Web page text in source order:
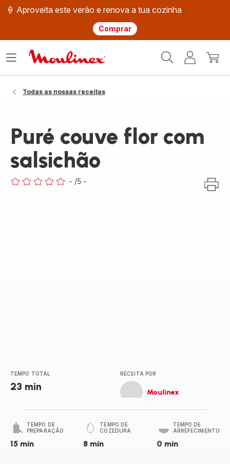
🍦 Aproveita este verão e renova a tua cozinha
Comprar
Moulinex
O
Abrir
Todas as nossas receitas
Puré couve flor com
salsichão
- /5 -
TEMPO TOTAL
23 min
RECEITA POR
Moulinex
TEMPO DE
PREPARAÇÃO
15 min
TEMPO DE
COZEDURA
8 min
TEMPO DE
ARREFECIMENTO
0 min